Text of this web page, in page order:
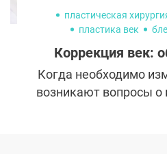
пластическая
пластика век
Коррекция век:
Когда необходимо
возникают вопросы